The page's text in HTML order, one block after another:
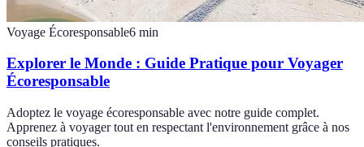
Voyage Écoresponsable6 min
Explorer le Monde : Guide Pratique pour Voyager
Écoresponsable
Adoptez le voyage écoresponsable avec notre guide complet.
Apprenez à voyager tout en respectant l'environnement grâce à nos
conseils pratiques.